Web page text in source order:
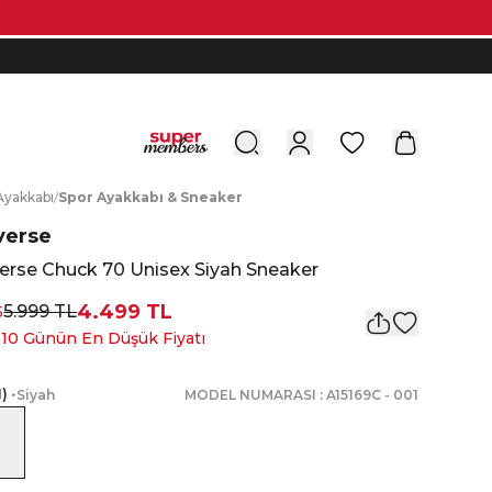
0
yakkabı/Spor Ayakkabı & Sneaker
Chuck 70 Unisex Siyah Sneaker
5.999 TL4.499 TL
Günün En Düşük Fiyatı
) •Siyah MODEL NUMARASI : A15169C- 001